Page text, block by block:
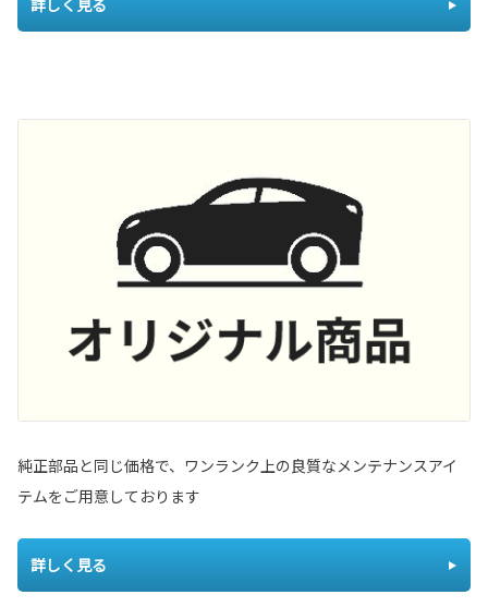
詳しく見る
純正部品と同じ価格で、ワンランク上の良質なメンテナンスアイ
テムをご用意しております
詳しく見る